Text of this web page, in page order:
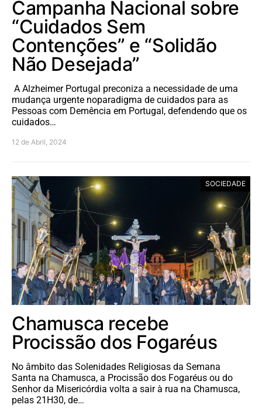
Campanha Nacional sobre
“Cuidados Sem
Contenções” e “Solidão
Não Desejada”
A Alzheimer Portugal preconiza a necessidade de uma
mudança urgente noparadigma de cuidados para as
Pessoas com Demência em Portugal, defendendo que os
cuidados…
12 de Abril, 2024
SOCIEDADE
Chamusca recebe
Procissão dos Fogaréus
No âmbito das Solenidades Religiosas da Semana
Santa na Chamusca, a Procissão dos Fogaréus ou do
Senhor da Misericórdia volta a sair à rua na Chamusca,
pelas 21H30, de…